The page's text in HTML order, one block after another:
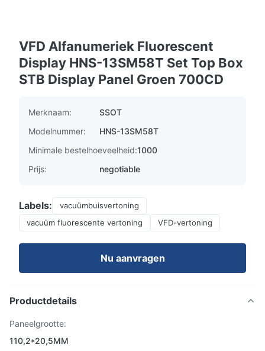
VFD Alfanumeriek Fluorescent
Display HNS-13SM58T Set Top Box
STB Display Panel Groen 700CD
Merknaam:
SSOT
Modelnummer:
HNS-13SM58T
Minimale bestelhoeveelheid:1000
Prijs:
negotiable
Labels:
vacuümbuisvertoning
vacuüm fluorescente vertoning
VFD-vertoning
Nu aanvragen
Productdetails
Paneelgrootte:
110,2*20,5MM